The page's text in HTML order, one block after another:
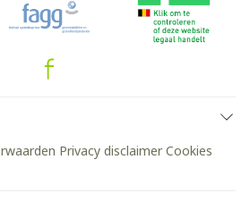
Privacy disclaimer Cookies